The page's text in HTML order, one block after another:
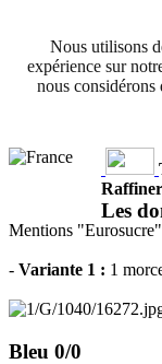
Nous utilisons
expérience sur
nous considérons
Les
Mentions
- Variante 1 : 1
Bleu 0/0